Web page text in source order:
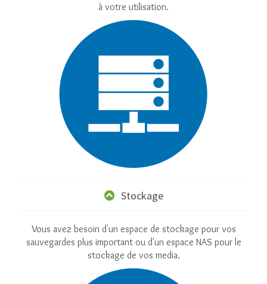
à votre utilisation.
Stockage
Vous avez besoin d'un espace de stockage pour vos
sauvegardes plus important ou d'un espace NAS pour le
stockage de vos media.